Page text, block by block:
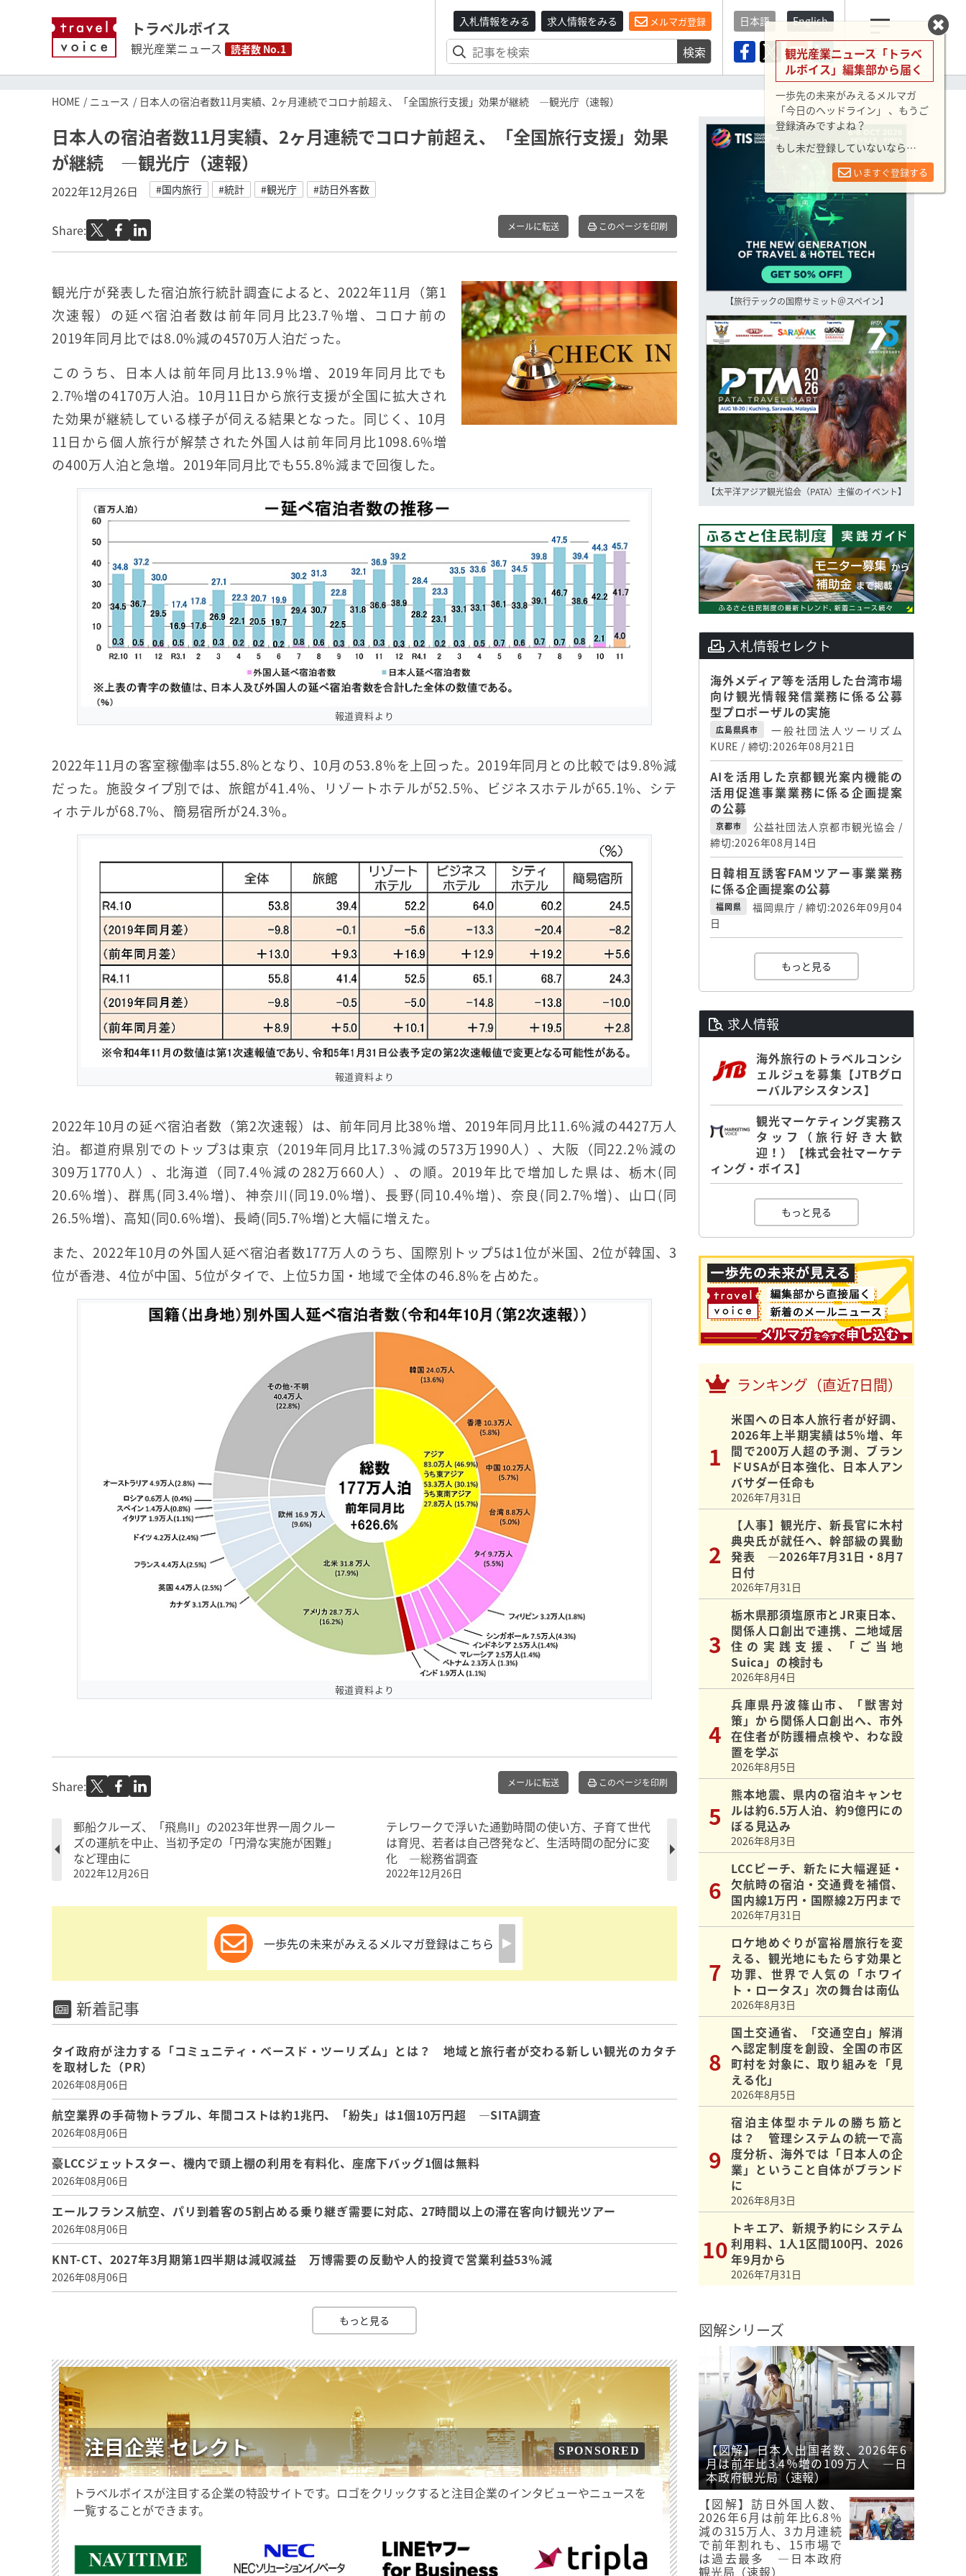
トラベルボイス
観光産業ニュース 読者数 No.1
入札情報をみる 求人情報をみる メルマガ登録
検索
日本語 English
メニュー
HOME ニュース 日本人の宿泊者数11月実績、2ヶ月連続でコロナ前超え、「全国旅行支援」効果が継続 ―観光庁（速報）
日本人の宿泊者数11月実績、2ヶ月連続でコロナ前超え、「全国旅行支援」効果
が継続 ―観光庁（速報）
2022年12月26日 #国内旅行 #統計 #観光庁 #訪日外客数
Share: メールに転送 このページを印刷
観光庁が発表した宿泊旅行統計調査によると、2022年11月（第1
次速報）の延べ宿泊者数は前年同月比23.7％増、コロナ前の
2019年同月比では8.0%減の4570万人泊だった。
このうち、日本人は前年同月比13.9％増、2019年同月比でも
2.7%増の4170万人泊。10月11日から旅行支援が全国に拡大され
た効果が継続している様子が伺える結果となった。同じく、10月
11日から個人旅行が解禁された外国人は前年同月比1098.6%増
の400万人泊と急増。2019年同月比でも55.8%減まで回復した。
報道資料より
2022年11月の客室稼働率は55.8%となり、10月の53.8％を上回った。2019年同月との比較では9.8％減
だった。施設タイプ別では、旅館が41.4％、リゾートホテルが52.5%、ビジネスホテルが65.1%、シテ
ィホテルが68.7%、簡易宿所が24.3％。
報道資料より
2022年10月の延べ宿泊者数（第2次速報）は、前年同月比38％増、2019年同月比11.6%減の4427万人
泊。都道府県別でのトップ3は東京（2019年同月比17.3％減の573万1990人）、大阪（同22.2％減の
309万1770人）、北海道（同7.4％減の282万660人）、の順。2019年比で増加した県は、栃木(同
20.6%増)、群馬(同3.4%増)、神奈川(同19.0%増)、長野(同10.4%増)、奈良(同2.7%増)、山口(同
26.5%増)、高知(同0.6%増)、長崎(同5.7%増)と大幅に増えた。
また、2022年10月の外国人延べ宿泊者数177万人のうち、国際別トップ5は1位が米国、2位が韓国、3
位が香港、4位が中国、5位がタイで、上位5カ国・地域で全体の46.8%を占めた。
報道資料より
Share: メールに転送 このページを印刷
郵船クルーズ、「飛鳥II」の2023年世界一周クルー
ズの運航を中止、当初予定の「円滑な実施が困難」
など理由に
2022年12月26日
テレワークで浮いた通勤時間の使い方、子育て世代
は育児、若者は自己啓発など、生活時間の配分に変
化 ―総務省調査
2022年12月26日
一歩先の未来がみえるメルマガ登録はこちら
新着記事
タイ政府が注力する「コミュニティ・ベースド・ツーリズム」とは？ 地域と旅行者が交わる新しい観光のカタチ
を取材した（PR）
2026年08月06日
航空業界の手荷物トラブル、年間コストは約1兆円、「紛失」は1個10万円超 ―SITA調査
2026年08月06日
豪LCCジェットスター、機内で頭上棚の利用を有料化、座席下バッグ1個は無料
2026年08月06日
エールフランス航空、パリ到着客の5割占める乗り継ぎ需要に対応、27時間以上の滞在客向け観光ツアー
2026年08月06日
KNT-CT、2027年3月期第1四半期は減収減益 万博需要の反動や人的投資で営業利益53％減
2026年08月06日
もっと見る
注目企業 セレクト SPONSORED
トラベルボイスが注目する企業の特設サイトです。ロゴをクリックすると注目企業のインタビューやニュースを
一覧することができます。
【旅行テックの国際サミット＠スペイン】
【太平洋アジア観光協会（PATA）主催のイベント】
入札情報セレクト
海外メディア等を活用した台湾市場
向け観光情報発信業務に係る公募
型プロポーザルの実施
広島県呉市
一般社団法人ツーリズム
KURE / 締切:2026年08月21日
AIを活用した京都観光案内機能の
活用促進事業業務に係る企画提案
の公募
京都市
公益社団法人京都市観光協会 /
締切:2026年08月14日
日韓相互誘客FAMツアー事業業務
に係る企画提案の公募
福岡県
福岡県庁 / 締切:2026年09月04
日
もっと見る
求人情報
海外旅行のトラベルコンシ
ェルジュを募集【JTBグロ
ーバルアシスタンス】
観光マーケティング実務ス
タッフ（旅行好き大歓
迎！）【株式会社マーケテ
ィング・ボイス】
もっと見る
ランキング（直近7日間）
米国への日本人旅行者が好調、
2026年上半期実績は5％増、年
間で200万人超の予測、ブラン
ドUSAが日本強化、日本人アン
バサダー任命も
2026年7月31日
【人事】観光庁、新長官に木村
典央氏が就任へ、幹部級の異動
発表 ―2026年7月31日・8月7
日付
2026年7月31日
栃木県那須塩原市とJR東日本、
関係人口創出で連携、二地域居
住の実践支援、「ご当地
Suica」の検討も
2026年8月4日
兵庫県丹波篠山市、「獣害対
策」から関係人口創出へ、市外
在住者が防護柵点検や、わな設
置を学ぶ
2026年8月5日
熊本地震、県内の宿泊キャンセ
ルは約6.5万人泊、約9億円にの
ぼる見込み
2026年8月3日
LCCピーチ、新たに大幅遅延・
欠航時の宿泊・交通費を補償、
国内線1万円・国際線2万円まで
2026年7月31日
ロケ地めぐりが富裕層旅行を変
える、観光地にもたらす効果と
功罪、世界で人気の「ホワイ
ト・ロータス」次の舞台は南仏
2026年8月3日
国土交通省、「交通空白」解消
へ認定制度を創設、全国の市区
町村を対象に、取り組みを「見
える化」
2026年8月5日
宿泊主体型ホテルの勝ち筋と
は？ 管理システムの統一で高
度分析、海外では「日本人の企
業」ということ自体がブランド
に
2026年8月3日
トキエア、新規予約にシステム
利用料、1人1区間100円、2026
年9月から
2026年7月31日
図解シリーズ
【図解】日本人出国者数、2026年6
月は前年比3.4％増の109万人 ―日
本政府観光局（速報）
【図解】訪日外国人数、
2026年6月は前年比6.8％
減の315万人、3カ月連続
で前年割れも、15市場で
は過去最多 ―日本政府
観光局（速報）
観光産業ニュース「トラベ
ルボイス」編集部から届く
一歩先の未来がみえるメルマガ
「今日のヘッドライン」 、もうご
登録済みですよね？
もし未だ登録していないなら…
いますぐ登録する